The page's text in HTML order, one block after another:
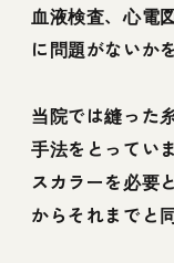
血液検査、心電
に問題がないか
当院では縫った
手法をとってい
スカラーを必要
からそれまでと